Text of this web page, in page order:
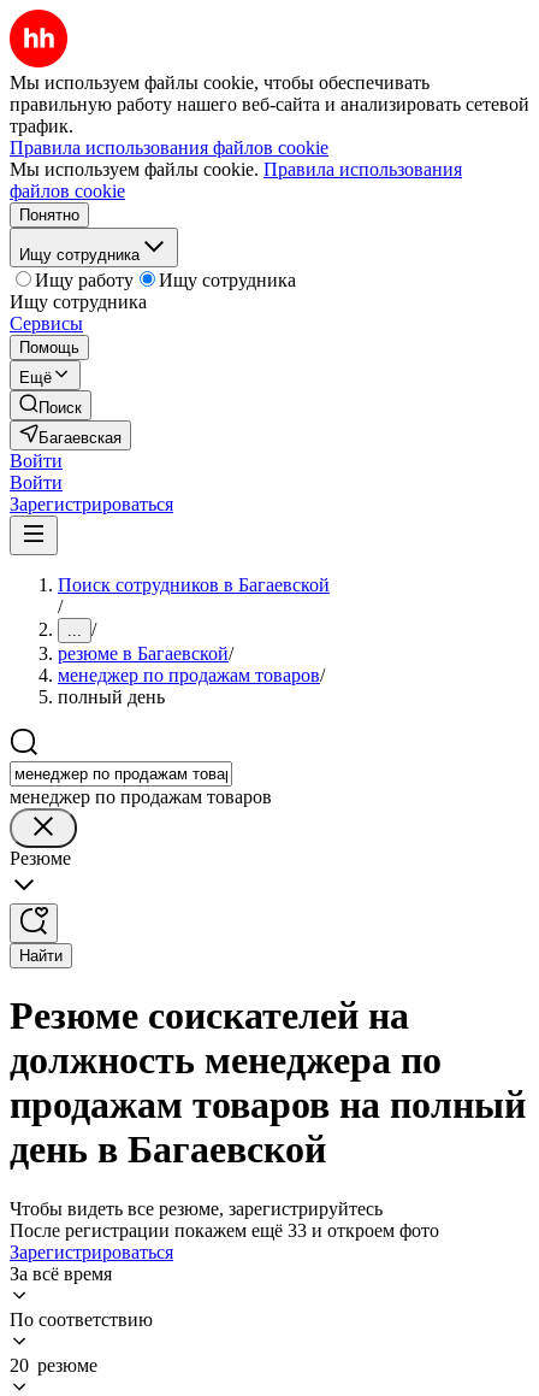
Мы используем файлы cookie, чтобы обеспечивать
правильную работу нашего веб-сайта и анализировать сетевой
трафик.
Правила использования файлов cookie
Мы используем файлы cookie. Правила использования
файлов cookie
Понятно
Ищу сотрудника
Ищу работу
Ищу сотрудника
Ищу сотрудника
Сервисы
Помощь
Ещё
Поиск
Багаевская
Войти
Войти
Зарегистрироваться
Поиск сотрудников в Багаевской
/
... /
резюме в Багаевской/
менеджер по продажам товаров/
полный день
менеджер по продажам товаров
Резюме
Найти
Резюме соискателей на
должность менеджера по
продажам товаров на полный
день в Багаевской
Чтобы видеть все резюме, зарегистрируйтесь
После регистрации покажем ещё 33 и откроем фото
Зарегистрироваться
За всё время
По соответствию
20 резюме